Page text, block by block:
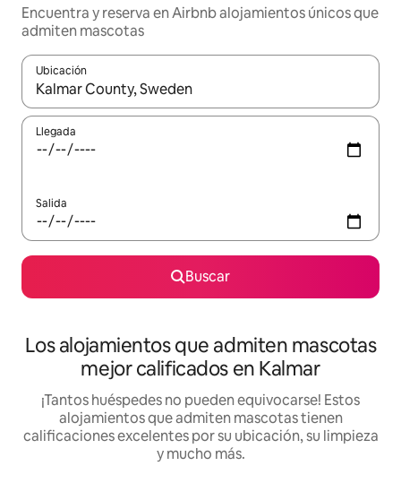
Encuentra y reserva en Airbnb alojamientos únicos que
admiten mascotas
Ubicación
Cuando los resultados estén disponibles, podrás navegar
Llegada
Salida
Buscar
Los alojamientos que admiten mascotas
mejor calificados en Kalmar
¡Tantos huéspedes no pueden equivocarse! Estos
alojamientos que admiten mascotas tienen
calificaciones excelentes por su ubicación, su limpieza
y mucho más.